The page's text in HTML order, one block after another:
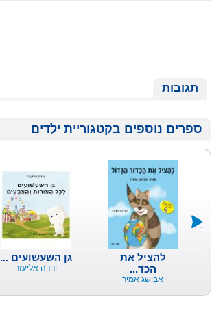
תגובות
ספרים נוספים בקטגוריית ילדים
גן השעשועים ...
ורדה אליעזר
להציל את
הכד...
אבישג אמיר